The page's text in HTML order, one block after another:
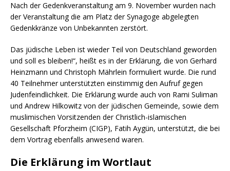
Nach der Gedenkveranstaltung am 9. November wurden nach
der Veranstaltung die am Platz der Synagoge abgelegten
Gedenkkränze von Unbekannten zerstört.
Das jüdische Leben ist wieder Teil von Deutschland geworden
und soll es bleiben!“, heißt es in der Erklärung, die von Gerhard
Heinzmann und Christoph Mährlein formuliert wurde. Die rund
40 Teilnehmer unterstützten einstimmig den Aufruf gegen
Judenfeindlichkeit. Die Erklärung wurde auch von Rami Suliman
und Andrew Hilkowitz von der jüdischen Gemeinde, sowie dem
muslimischen Vorsitzenden der Christlich-islamischen
Gesellschaft Pforzheim (CIGP), Fatih Aygün, unterstützt, die bei
dem Vortrag ebenfalls anwesend waren.
Die Erklärung im Wortlaut